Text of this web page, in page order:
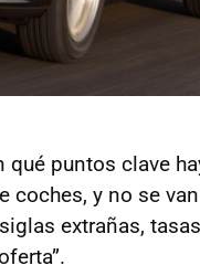
puntos clave
coches, y no se
extrañas,